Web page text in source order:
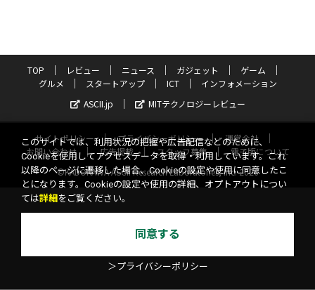
TOP レビュー ニュース ガジェット
ゲーム
グルメ
スタートアップ ICT
インフォメーション
ASCII.jp
MITテクノロジーレビュー
サイトポリシー プライバシーポリシー
運営会社
お問い合わせ
広告掲載 スタッフ募集
電子版について
©KADOKAWA ASCII Research Laboratories, Inc. 2026
このサイトでは、利用状況の把握や広告配信などのために、
Cookieを使用してアクセスデータを取得・利用しています。これ
以降のページに遷移した場合、Cookieの設定や使用に同意したこ
とになります。Cookieの設定や使用の詳細、オプトアウトについ
ては詳細 をご覧ください。
同意する
＞プライバシーポリシー